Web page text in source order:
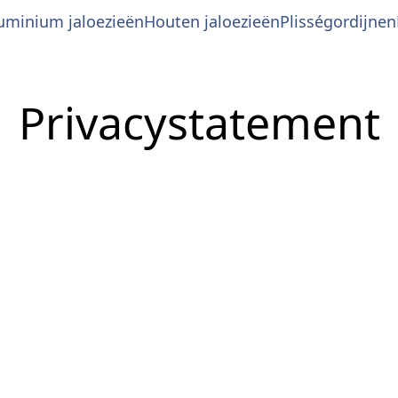
jaloezieënHouten jaloezieënPlisségordijnen
Privacystatement